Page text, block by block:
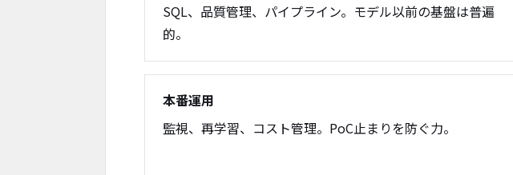
SQL、品質管理、パイプライン。モデル以前の基盤は普遍
的。
本番運用
監視、再学習、コスト管理。PoC止まりを防ぐ力。